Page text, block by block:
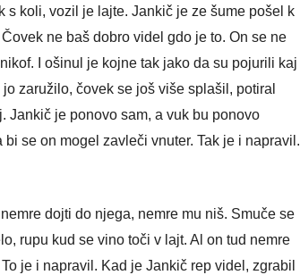
s koli, vozil je lajte. Jankič je ze šume pošel k
ne baš dobro videl gdo je to. On se ne
I ošinul je kojne tak jako da su pojurili kaj
zaružilo, čovek se još više splašil, potiral
Jankič je ponovo sam, a vuk bu ponovo
se on mogel zavleči vnuter. Tak je i napravil.
dojti do njega, nemre mu niš. Smuče se
rupu kud se vino toči v lajt. Al on tud nemre
je i napravil. Kad je Jankič rep videl, zgrabil